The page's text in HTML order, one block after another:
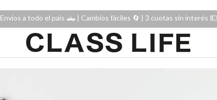
Envíos a todo el país 🛻 | Cambios fáciles 🔄️ | 3 cuotas sin interés 💵